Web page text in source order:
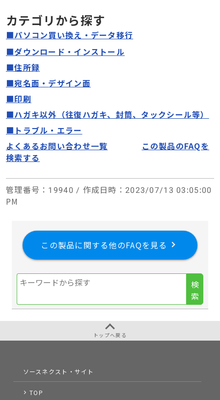
カテゴリから探す
■パソコン買い換え・データ移行
■ダウンロード・インストール
■住所録
■宛名面 ・ デザイン面
■印刷
■ハガキ以外（往復ハガキ、封筒、タックシール等）
■トラブル・エラー
よくあるお問い合わせ一覧
この製品のFAQを
検索する
管理番号 ：19940 / 作成日時 ：2023/07/13 03:05:00
PM
この製品に関する他のFAQを見る
検
索
トップへ戻る
ソースネクスト・サイト
TOP